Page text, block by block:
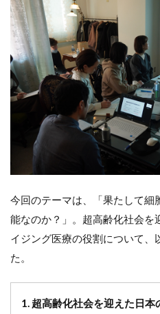
今回のテーマは、「果たして細
能なのか？」。超高齢化社会を
イジング医療の役割について、
た。
1. 超高齢化社会を迎えた日本